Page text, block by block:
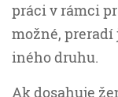
práci v rámci
možné, preradí
iného druhu.
Ak dosahuje